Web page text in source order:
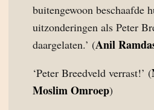
buitengewoon beschaafde
uitzonderingen als Peter
daargelaten.’ (Anil
‘Peter Breedveld verrast!’ (
Moslim Omroep)